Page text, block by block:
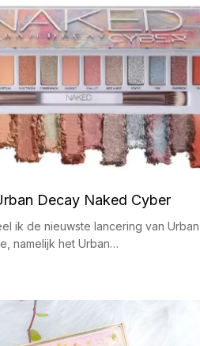
Decay Naked Cyber
ik de nieuwste lancering van Urban
namelijk het Urban…